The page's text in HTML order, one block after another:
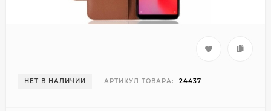
НЕТ В НАЛИЧИИ АРТИКУЛ ТОВАРА: 24437